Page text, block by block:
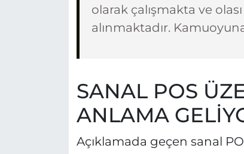
olarak çalışmakta ve
alınmaktadır.
SANAL POS
ANLAMA
Açıklamada geçen sanal